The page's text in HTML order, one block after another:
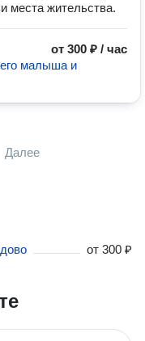
места жительства.
от 300 ₽ / час
малыша и
Далее
от 300 ₽